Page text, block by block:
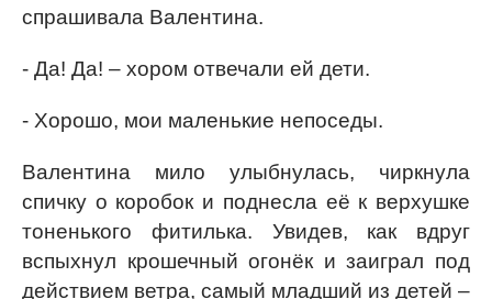
спрашивала Валентина.
- Да! Да! – хором отвечали ей дети.
- Хорошо, мои маленькие непоседы.
Валентина мило улыбнулась, чиркнула
спичку о коробок и поднесла её к верхушке
тоненького фитилька. Увидев, как вдруг
вспыхнул крошечный огонёк и заиграл под
действием ветра, самый младший из детей –